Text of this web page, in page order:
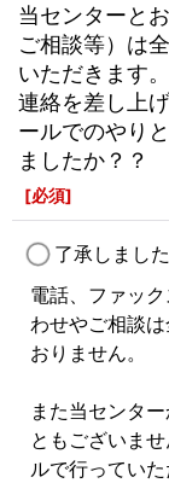
当センターと
ご相談等）は
いただきます
連絡を差し上
ールでのやり
ましたか？？
[必須]
了承しました
電話、ファッ
わせやご相談
おりません。
また当センタ
ともございま
ルで行っていた